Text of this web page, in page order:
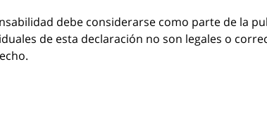
debe considerarse como parte de la
de esta declaración no son legales o